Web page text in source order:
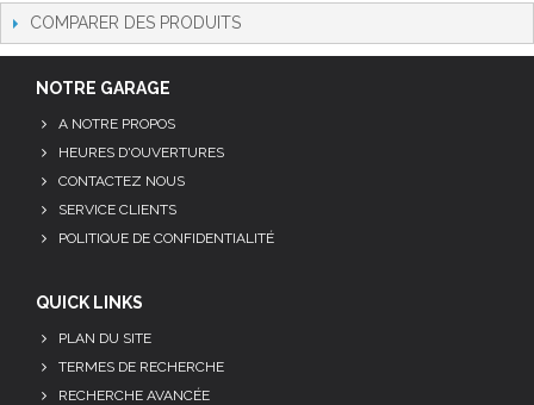
COMPARER DES PRODUITS
NOTRE GARAGE
A NOTRE PROPOS
HEURES D'OUVERTURES
CONTACTEZ NOUS
SERVICE CLIENTS
POLITIQUE DE CONFIDENTIALITÉ
QUICK LINKS
PLAN DU SITE
TERMES DE RECHERCHE
RECHERCHE AVANCÉE